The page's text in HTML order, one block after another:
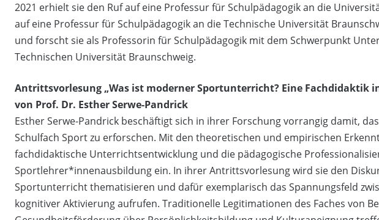
2021 erhielt sie den Ruf auf eine Professur für Schulpädagogik an die
auf eine Professur für Schulpädagogik an die Technische Universität
und forscht sie als Professorin für Schulpädagogik mit dem Schwerpunkt
Technischen Universität Braunschweig.
Antrittsvorlesung „Was ist moderner Sportunterricht? Eine Fachdidaktik
von Prof. Dr. Esther Serwe-Pandrick
Esther Serwe-Pandrick beschäftigt sich in ihrer Forschung vorrangig damit,
Schulfach Sport zu erforschen. Mit den theoretischen und empirischen
fachdidaktische Unterrichtsentwicklung und die pädagogische
Sportlehrer*innenausbildung ein. In ihrer Antrittsvorlesung wird sie den
Sportunterricht thematisieren und dafür exemplarisch das Spannungsfeld
kognitiver Aktivierung aufrufen. Traditionelle Legitimationen des Faches von